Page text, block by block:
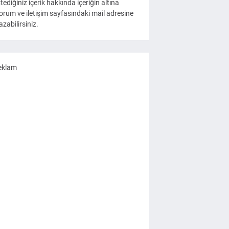
içerik hakkında içeriğin altına
ve iletişim sayfasındaki mail adresine